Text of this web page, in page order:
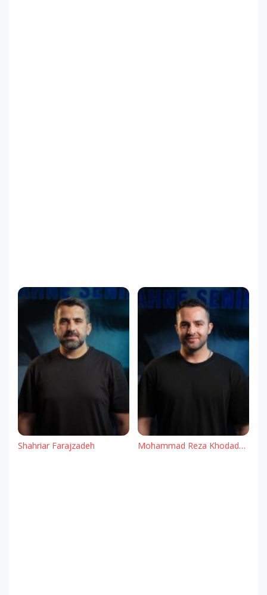
Shahriar Farajzadeh Mohammad Reza Khodadadi